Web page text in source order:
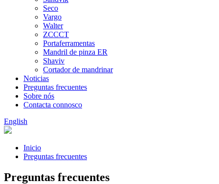
Seco
Vargo
Walter
ZCCCT
Portaferramentas
Mandril de pinza ER
Shaviv
Cortador de mandrinar
Noticias
Preguntas frecuentes
Sobre nós
Contacta connosco
English
Inicio
Preguntas frecuentes
Preguntas frecuentes